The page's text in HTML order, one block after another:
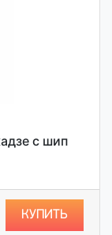
с шип
КУПИТЬ